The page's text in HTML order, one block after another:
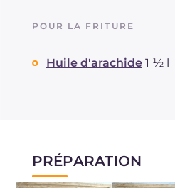
POUR LA FRITURE
Huile d'arachide 1 ½ l
PRÉPARATION